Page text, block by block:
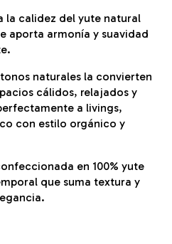
la calidez del yute natural
aporta armonía y suavidad
naturales la convierten
cálidos, relajados y
a livings,
con estilo orgánico y
en 100% yute
que suma textura y